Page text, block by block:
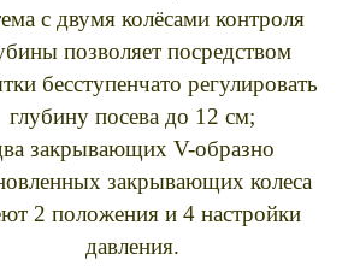
с двумя колёсами контроля
позволяет посредством
бесступенчато регулировать
глубину посева до 12 см;
закрывающих V-образно
закрывающих колеса
2 положения и 4 настройки
давления.